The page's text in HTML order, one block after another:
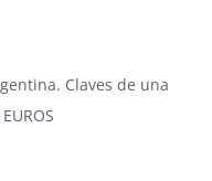
. Claves de una